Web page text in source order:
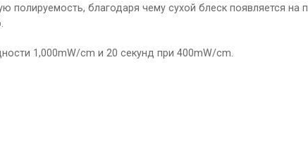
полируемость, благодаря чему сухой блеск появляется
1,000mW/cm и 20 секунд при 400mW/cm.